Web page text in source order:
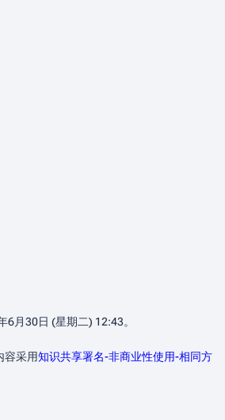
6月30日 (星期二) 12:43。
容采用知识共享署名-非商业性使用-相同方